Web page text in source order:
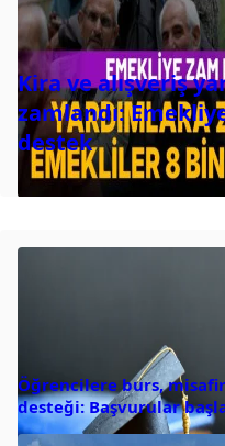
Kira ve alışveriş
zamlandı:
destek
Öğrencilere burs,
desteği: Başvurular